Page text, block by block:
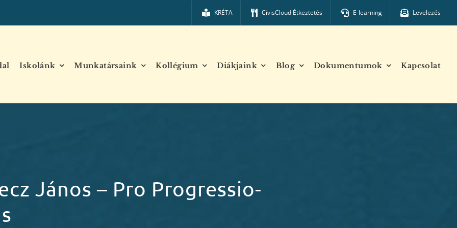
KRÉTA CivisCloud Étkeztetés E-learning Levelezés
Iskolánk Munkatársaink Kollégium Diákjaink Blog Dokumentumok Kapcsolat
János – Pro Progressio-